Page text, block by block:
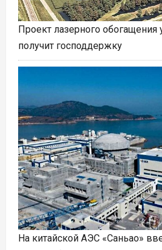
Проект лазерного обогащения
получит господдержку
На китайской АЭС «Саньао»